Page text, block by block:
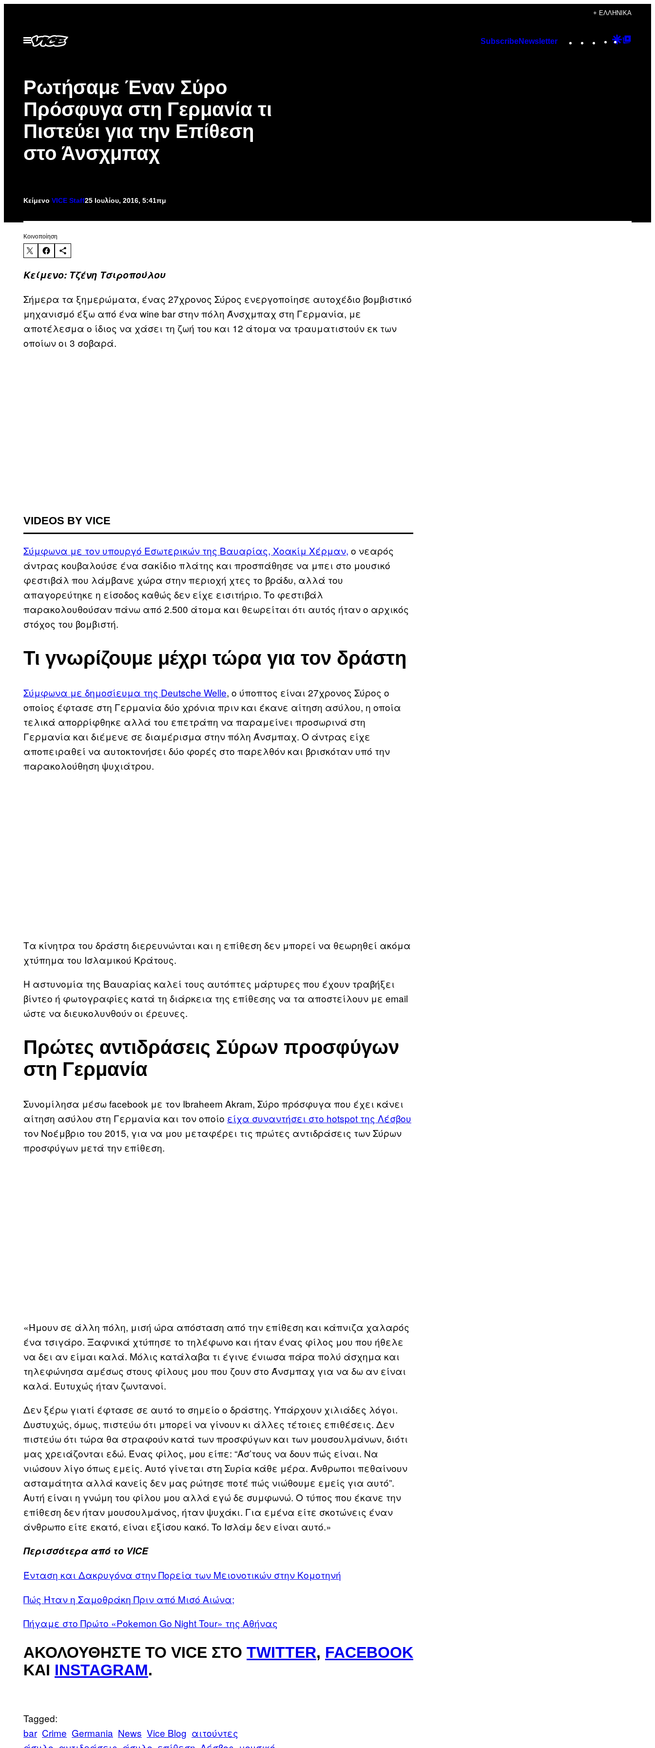
περιεχόμενο
+ ΕΛΛΗΝΙΚΆ
Ανοίξτε
το
SubscribeNewsletter Instagram
TikTok
YouTube
Google
Ρωτήσαμε Έναν Σύρο
Πρόσφυγα στη Γερμανία τι
Πιστεύει για την Επίθεση
στο Άνσχμπαχ
Κείμενο VICE Staff25 Ιουλίου, 2016, 5:41πμ
Kοινοποίηση
Κείμενο: Τζένη Τσιροπούλου
Σήμερα τα ξημερώματα, ένας 27χρονος Σύρος ενεργοποίησε αυτοχέδιο βομβιστικό
μηχανισμό έξω από ένα wine bar στην πόλη Άνσχμπαχ στη Γερμανία, με
αποτέλεσμα ο ίδιος να χάσει τη ζωή του και 12 άτομα να τραυματιστούν εκ των
οποίων οι 3 σοβαρά.
VIDEOS BY VICE
Σύμφωνα με τον υπουργό Εσωτερικών της Βαυαρίας, Χοακίμ Χέρμαν, ο νεαρός
άντρας κουβαλούσε ένα σακίδιο πλάτης και προσπάθησε να μπει στο μουσικό
φεστιβάλ που λάμβανε χώρα στην περιοχή χτες το βράδυ, αλλά του
απαγορεύτηκε η είσοδος καθώς δεν είχε εισιτήριο. Το φεστιβάλ
παρακολουθούσαν πάνω από 2.500 άτομα και θεωρείται ότι αυτός ήταν ο αρχικός
στόχος του βομβιστή.
Τι γνωρίζουμε μέχρι τώρα για τον δράστη
Σύμφωνα με δημοσίευμα της Deutsche Welle, ο ύποπτος είναι 27χρονος Σύρος ο
οποίος έφτασε στη Γερμανία δύο χρόνια πριν και έκανε αίτηση ασύλου, η οποία
τελικά απορρίφθηκε αλλά του επετράπη να παραμείνει προσωρινά στη
Γερμανία και διέμενε σε διαμέρισμα στην πόλη Άνσμπαχ. Ο άντρας είχε
αποπειραθεί να αυτοκτονήσει δύο φορές στο παρελθόν και βρισκόταν υπό την
παρακολούθηση ψυχιάτρου.
Τα κίνητρα του δράστη διερευνώνται και η επίθεση δεν μπορεί να θεωρηθεί ακόμα
χτύπημα του Ισλαμικού Κράτους.
Η αστυνομία της Βαυαρίας καλεί τους αυτόπτες μάρτυρες που έχουν τραβήξει
βίντεο ή φωτογραφίες κατά τη διάρκεια της επίθεσης να τα αποστείλουν με email
ώστε να διευκολυνθούν οι έρευνες.
Πρώτες αντιδράσεις Σύρων προσφύγων
στη Γερμανία
Συνομίλησα μέσω facebook με τον Ibraheem Akram, Σύρο πρόσφυγα που έχει κάνει
αίτηση ασύλου στη Γερμανία και τον οποίο είχα συναντήσει στο hotspot της Λέσβου
τον Νοέμβριο του 2015, για να μου μεταφέρει τις πρώτες αντιδράσεις των Σύρων
προσφύγων μετά την επίθεση.
«Ήμουν σε άλλη πόλη, μισή ώρα απόσταση από την επίθεση και κάπνιζα χαλαρός
ένα τσιγάρο. Ξαφνικά χτύπησε το τηλέφωνο και ήταν ένας φίλος μου που ήθελε
να δει αν είμαι καλά. Μόλις κατάλαβα τι έγινε ένιωσα πάρα πολύ άσχημα και
τηλεφώνησα αμέσως στους φίλους μου που ζουν στο Άνσμπαχ για να δω αν είναι
καλά. Ευτυχώς ήταν ζωντανοί.
Δεν ξέρω γιατί έφτασε σε αυτό το σημείο ο δράστης. Υπάρχουν χιλιάδες λόγοι.
Δυστυχώς, όμως, πιστεύω ότι μπορεί να γίνουν κι άλλες τέτοιες επιθέσεις. Δεν
πιστεύω ότι τώρα θα στραφούν κατά των προσφύγων και των μουσουλμάνων, διότι
μας χρειάζονται εδώ. Ένας φίλος, μου είπε: “Άσ’τους να δουν πώς είναι. Να
νιώσουν λίγο όπως εμείς. Αυτό γίνεται στη Συρία κάθε μέρα. Άνθρωποι πεθαίνουν
ασταμάτητα αλλά κανείς δεν μας ρώτησε ποτέ πώς νιώθουμε εμείς για αυτό”.
Αυτή είναι η γνώμη του φίλου μου αλλά εγώ δε συμφωνώ. Ο τύπος που έκανε την
επίθεση δεν ήταν μουσουλμάνος, ήταν ψυχάκι. Για εμένα είτε σκοτώνεις έναν
άνθρωπο είτε εκατό, είναι εξίσου κακό. To Ισλάμ δεν είναι αυτό.»
Περισσότερα από το VICE
Ένταση και Δακρυγόνα στην Πορεία των Μειονοτικών στην Κομοτηνή
Πώς Ήταν η Σαμοθράκη Πριν από Mισό Aιώνα;
Πήγαμε στο Πρώτο «Pokemon Go Night Tour» της Αθήνας
ΑΚΟΛΟΥΘΉΣΤΕ ΤΟ VICE ΣΤΟ TWITTER, FACEBOOK
ΚΑΙ INSTAGRAM.
Tagged:
bar Crime Germania News Vice Blog αιτούντες